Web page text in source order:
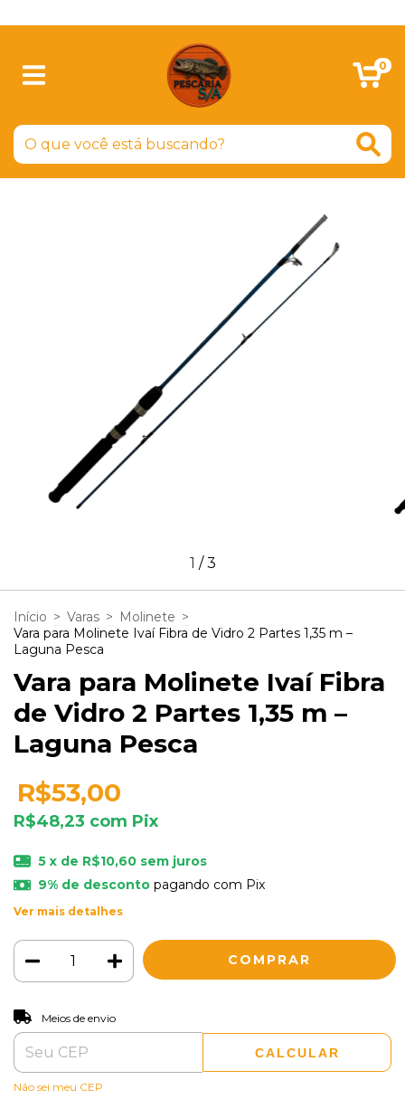
0
1 /3
Início > Varas > Molinete >
Vara para Molinete Ivaí Fibra de Vidro 2 Partes 1,35 m –
Laguna Pesca
Vara para Molinete Ivaí Fibra
de Vidro 2 Partes 1,35 m –
Laguna Pesca
R$53,00
R$48,23 com Pix
5 x de R$10,60 sem juros
9% de descontopagando com Pix
Ver mais detalhes
Entregas para o CEP:
Meios de envio
CALCULAR
Não sei meu CEP